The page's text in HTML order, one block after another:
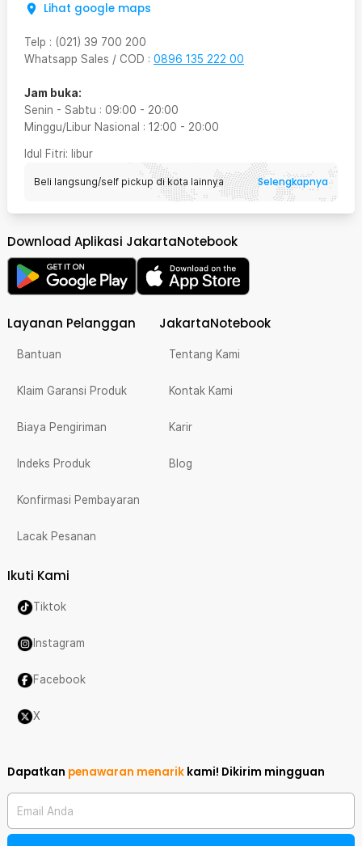
Lihat google maps
Telp : (021) 39 700 200
Whatsapp Sales / COD : 0896 135 222 00
Jam buka:
Senin - Sabtu : 09:00 - 20:00
Minggu/Libur Nasional : 12:00 - 20:00
Idul Fitri: libur
Beli langsung/self pickup di kota lainnya Selengkapnya
Download Aplikasi JakartaNotebook
Layanan Pelanggan
Bantuan
Klaim Garansi Produk
Biaya Pengiriman
Indeks Produk
Konfirmasi Pembayaran
Lacak Pesanan
JakartaNotebook
Tentang Kami
Kontak Kami
Karir
Blog
Ikuti Kami
Tiktok
Instagram
Facebook
X
Dapatkan penawaran menarik kami! Dikirim mingguan
Email Anda